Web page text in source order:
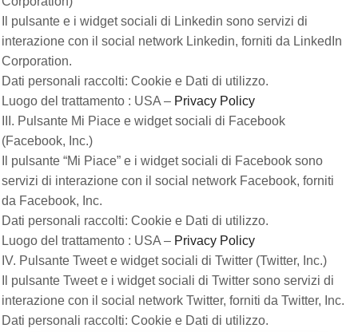
Il pulsante e i widget sociali di Linkedin sono servizi di
interazione con il social network Linkedin, forniti da LinkedIn
Corporation.
Dati personali raccolti: Cookie e Dati di utilizzo.
Luogo del trattamento : USA – Privacy Policy
III. Pulsante Mi Piace e widget sociali di Facebook
(Facebook, Inc.)
Il pulsante “Mi Piace” e i widget sociali di Facebook sono
servizi di interazione con il social network Facebook, forniti
da Facebook, Inc.
Dati personali raccolti: Cookie e Dati di utilizzo.
Luogo del trattamento : USA – Privacy Policy
IV. Pulsante Tweet e widget sociali di Twitter (Twitter, Inc.)
Il pulsante Tweet e i widget sociali di Twitter sono servizi di
interazione con il social network Twitter, forniti da Twitter, Inc.
Dati personali raccolti: Cookie e Dati di utilizzo.